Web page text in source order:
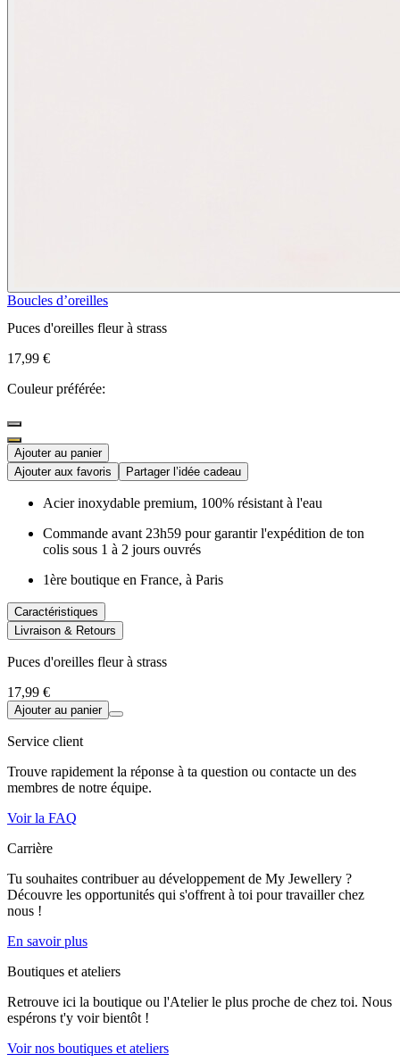
Boucles d’oreilles
Puces d'oreilles fleur à strass
17,99 €
Couleur préférée:
Ajouter au panier
Ajouter aux favoris
Partager l’idée cadeau
Acier inoxydable premium, 100% résistant à l'eau
Commande avant 23h59 pour garantir l'expédition de ton
colis sous 1 à 2 jours ouvrés
1ère boutique en France, à Paris
Caractéristiques
Livraison & Retours
Puces d'oreilles fleur à strass
17,99 €
Ajouter au panier
Service client
Trouve rapidement la réponse à ta question ou contacte un des
membres de notre équipe.
Voir la FAQ
Carrière
Tu souhaites contribuer au développement de My Jewellery ?
Découvre les opportunités qui s'offrent à toi pour travailler chez
nous !
En savoir plus
Boutiques et ateliers
Retrouve ici la boutique ou l'Atelier le plus proche de chez toi. Nous
espérons t'y voir bientôt !
Voir nos boutiques et ateliers